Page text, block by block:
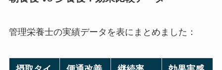
管理栄養士の実績データを表にまとめました：